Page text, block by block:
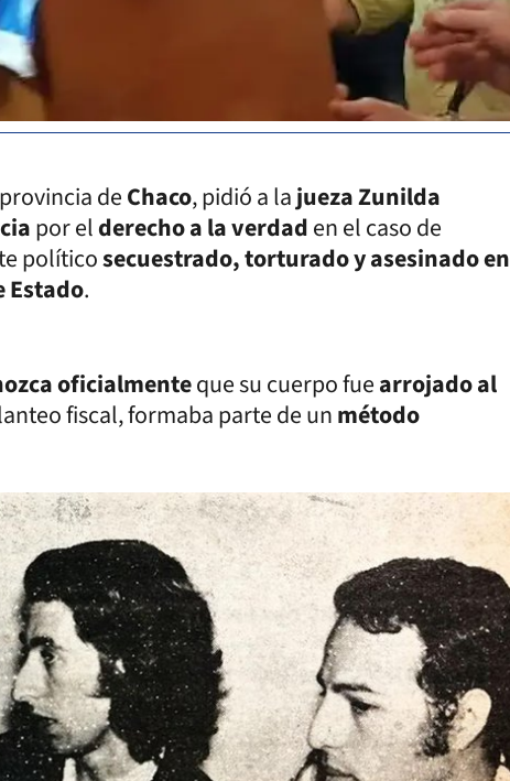
deChaco, pidió a lajueza Zunilda
por elderecho a la verdaden el caso de
políticosecuestrado, torturado y asesinado en
Estado.
oficialmenteque su cuerpo fuearrojado al
fiscal, formaba parte de unmétodo